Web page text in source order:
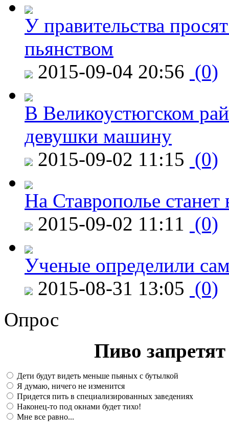
У правительства
пьянством
2015-09-04 20:56 (0)
В Великоустюгском
девушки машину
2015-09-02 11:15 (0)
На Ставрополье
2015-09-02 11:11 (0)
Ученые определили
2015-08-31 13:05 (0)
Опрос
Пиво
Дети будут видеть меньше пьяных с бутылкой
Я думаю, ничего не изменится
Придется пить в специализированных заведениях
Наконец-то под окнами будет тихо!
Мне все равно...